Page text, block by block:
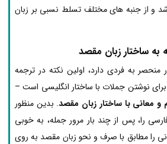
و از جنبه ­های مختلف تسلط نسبی بر زبان
ساختار زبان مقصد
منحصر به فردی دارد، اولین نکته در ترجمه
نوشتن جملات با ساختار انگلیسی است –
و معانی با ساختار زبان مقصد. بدین منظور
را، پس از چند بار مرور جمله، به خوبی
را مطابق با صرف و نحو زبان مقصد به روی